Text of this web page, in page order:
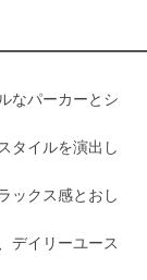
なパーカーとシ
タイルを演出し
ックス感とおし
デイリーユース